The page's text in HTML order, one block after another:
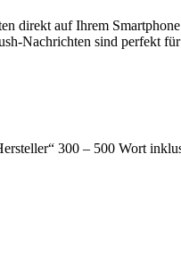
direkt auf Ihrem
Nachrichten sind perfekt
300 – 500 Wort